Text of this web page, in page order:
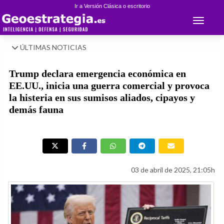
Ir a Versión Clásica o escritorio
Toggle
ÚLTIMAS NOTICIAS
Trump declara emergencia económica en
EE.UU., inicia una guerra comercial y provoca
la histeria en sus sumisos aliados, cipayos y
demás fauna
03 de abril de 2025, 21:05h